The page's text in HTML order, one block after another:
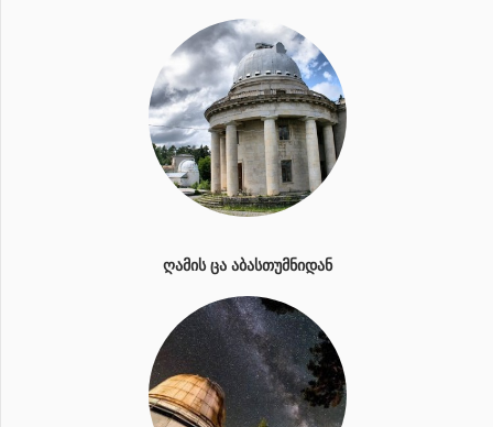
ᲦᲐᲛᲘᲡ ᲪᲐ ᲐᲑᲐᲡᲗᲣᲛᲜᲘᲓᲐᲜ